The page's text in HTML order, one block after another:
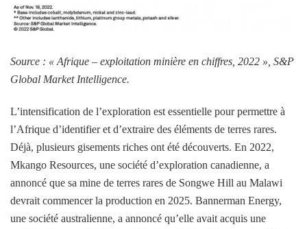
Source : « Afrique – exploitation minière en chiffres, 2022 », S&P
Global Market Intelligence.
L’intensification de l’exploration est essentielle pour permettre à
l’Afrique d’identifier et d’extraire des éléments de terres rares.
Déjà, plusieurs gisements riches ont été découverts. En 2022,
Mkango Resources, une société d’exploration canadienne, a
annoncé que sa mine de terres rares de Songwe Hill au Malawi
devrait commencer la production en 2025. Bannerman Energy,
une société australienne, a annoncé qu’elle avait acquis une